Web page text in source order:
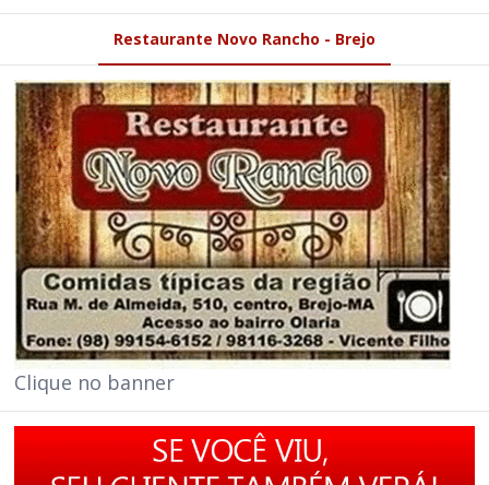
Restaurante Novo Rancho - Brejo
Clique no banner